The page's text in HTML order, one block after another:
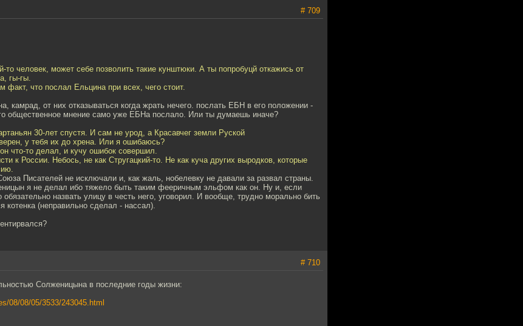
# 709
человек, может себе позволить такие кунштюки. А ты попробуцй откажись от
гы-гы.
факт, что послал Ельцина при всех, чего стоит.
камрад, от них отказываться когда жрать нечего. послать ЕБН в его положении -
общественное мнение само уже ЕБНа послало. Или ты думаешь иначе?
30-лет спустя. И сам не урод, а Красавчег земли Руской
у тебя их до хрена. Или я ошибаюсь?
что-то делал, и кучу ошибок совершил.
к России. Небось, не как Стругацкий-то. Не как куча других выродков, которые
Писателей не исключали и, как жаль, нобелевку не давали за развал страны.
я не делал ибо тяжело быть таким фееричным эльфом как он. Ну и, если
назвать улицу в честь него, уговорил. И вообще, трудно морально бить
котенка (неправильно сделал - нассал).
# 710
Солженицына в последние годы жизни:
08/08/05/3533/243045.html